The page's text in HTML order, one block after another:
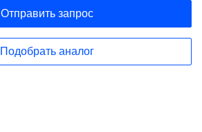
Отправить запрос
Подобрать аналог